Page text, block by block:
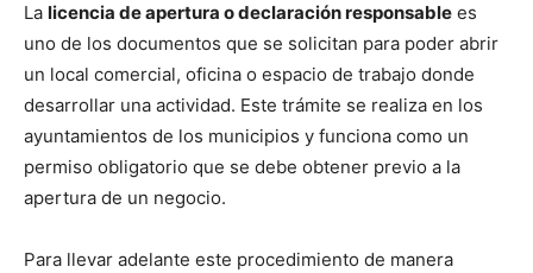
La licencia de apertura o declaración responsable es
uno de los documentos que se solicitan para poder abrir
un local comercial, oficina o espacio de trabajo donde
desarrollar una actividad. Este trámite se realiza en los
ayuntamientos de los municipios y funciona como un
permiso obligatorio que se debe obtener previo a la
apertura de un negocio.
Para llevar adelante este procedimiento de manera